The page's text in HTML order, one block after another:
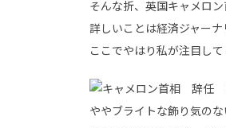
そんな折、英国キャメロ
詳しいことは経済ジャーナ
ここでやはり私が注目して
ややブライトな飾り気のな